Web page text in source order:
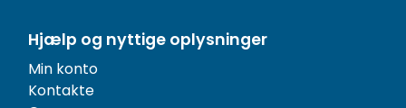
Hjælp og nyttige oplysninger
Min konto
Kontakte